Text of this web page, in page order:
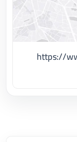
https://